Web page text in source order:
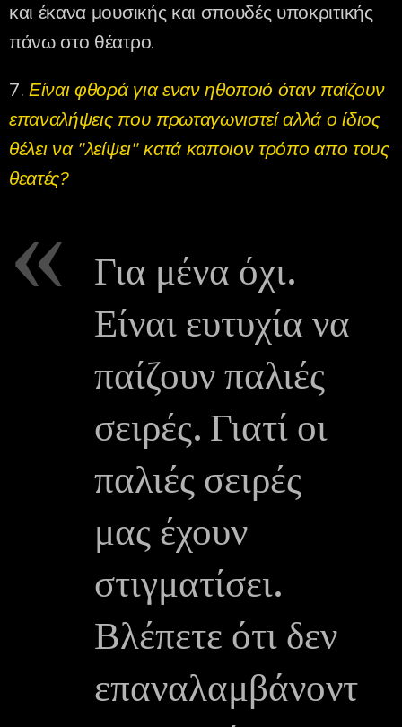
και έκανα μουσικής και σπουδές υποκριτικής
πάνω στο θέατρο.
7.Είναι φθορά για εναν ηθοποιό όταν παίζουν
επαναλήψεις που πρωταγωνιστεί αλλά ο ίδιος
θέλει να "λείψει" κατά καποιον τρόπο απο τους
θεατές?
Για μένα όχι.
Είναι ευτυχία να
παίζουν παλιές
σειρές. Γιατί οι
παλιές σειρές
μας έχουν
στιγματίσει.
Βλέπετε ότι δεν
επαναλαμβάνοντ